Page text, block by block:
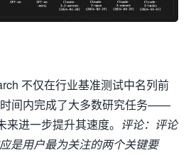
不仅在行业基准测试中名列前
间内完成了大多数研究任务——
进一步提升其速度。 评论：评论
是用户最为关注的两个关键要